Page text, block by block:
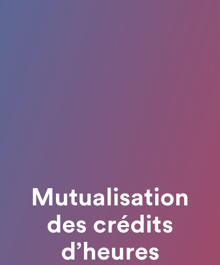
Mutualisation
des crédits
d’heures